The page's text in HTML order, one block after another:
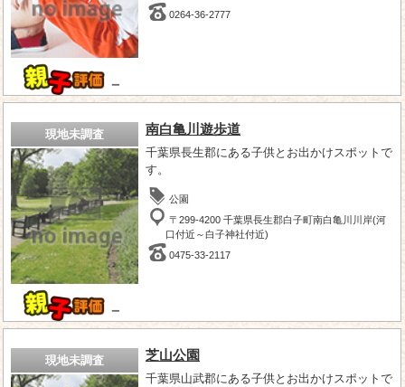
－
0264-36-2777
現地未調査
－
南白亀川遊歩道
千葉県長生郡にある子供とお出かけスポットで
す。
公園
〒299-4200 千葉県長生郡白子町南白亀川川岸(河
口付近～白子神社付近)
0475-33-2117
現地未調査 芝山公園
千葉県山武郡にある子供とお出かけスポットで